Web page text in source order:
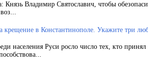
Князь Владимир Святославич, чтобы
крещение в Константинополе. Укажите три
населения Руси росло число тех, кто принял